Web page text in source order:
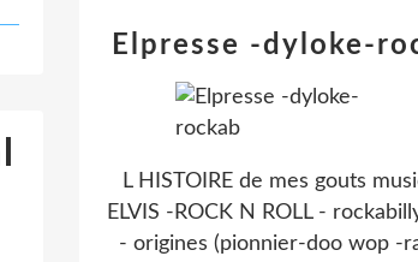
Elpresse -dyloke-
L HISTOIRE de mes gouts
ELVIS -ROCK N ROLL -
- origines (pionnier-doo wop -